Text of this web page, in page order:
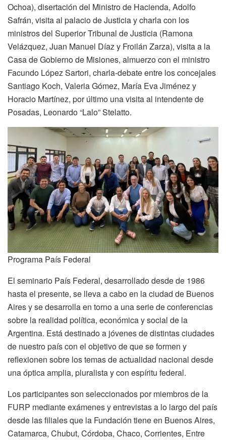
Ochoa), disertación del Ministro de Hacienda, Adolfo
Safrán, visita al palacio de Justicia y charla con los
ministros del Superior Tribunal de Justicia (Ramona
Velázquez, Juan Manuel Díaz y Froilán Zarza), visita a la
Casa de Gobierno de Misiones, almuerzo con el ministro
Facundo López Sartori, charla-debate entre los concejales
Santiago Koch, Valeria Gómez, María Eva Jiménez y
Horacio Martínez, por último una visita al intendente de
Posadas, Leonardo “Lalo” Stelatto.
Programa País Federal
El seminario País Federal, desarrollado desde de 1986
hasta el presente, se lleva a cabo en la ciudad de Buenos
Aires y se desarrolla en torno a una serie de conferencias
sobre la realidad política, económica y social de la
Argentina. Está destinado a jóvenes de distintas ciudades
de nuestro país con el objetivo de que se formen y
reflexionen sobre los temas de actualidad nacional desde
una óptica amplia, pluralista y con espíritu federal.
Los participantes son seleccionados por miembros de la
FURP mediante exámenes y entrevistas a lo largo del país
desde las filiales que la Fundación tiene en Buenos Aires,
Catamarca, Chubut, Córdoba, Chaco, Corrientes, Entre